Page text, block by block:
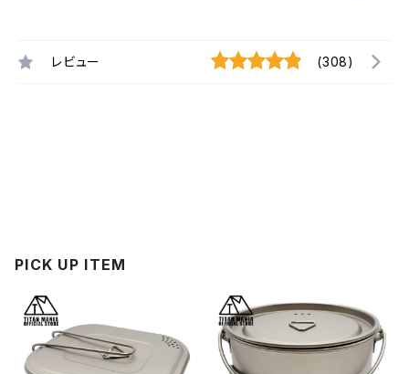
レビュー (308)
PICK UP ITEM